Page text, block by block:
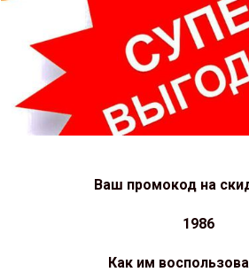
Ваш промокод на
1986
Как им